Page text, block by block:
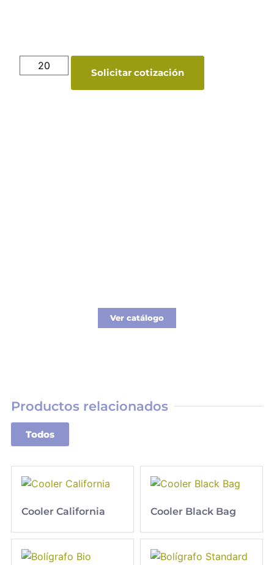
Solicitar cotización
Ver catálogo
Productos relacionados
Todos
Cooler California Cooler Black Bag